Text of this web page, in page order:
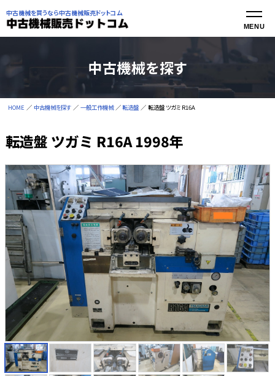
中古機械を買うなら中古機械販売ドットコム
中古機械を探す
HOME 中古機械を探す 一般工作機械 転造盤 転造盤 ツガミ R16A
転造盤 ツガミ R16A 1998年